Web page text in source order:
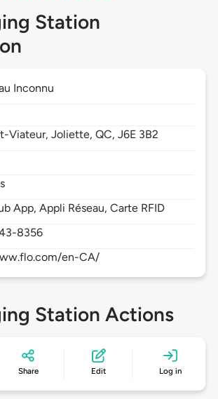
Station
Inconnu
Viateur,Joliette,QC,J6E 3B2
App, Appli Réseau, Carte RFID
8356
en-CA/
Station Actions
Share Edit Log in